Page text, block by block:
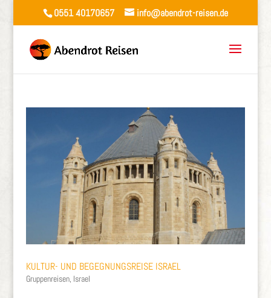
0551 40170657 info@abendrot-reisen.de
KULTUR- UND BEGEGNUNGSREISE ISRAEL
Gruppenreisen, Israel